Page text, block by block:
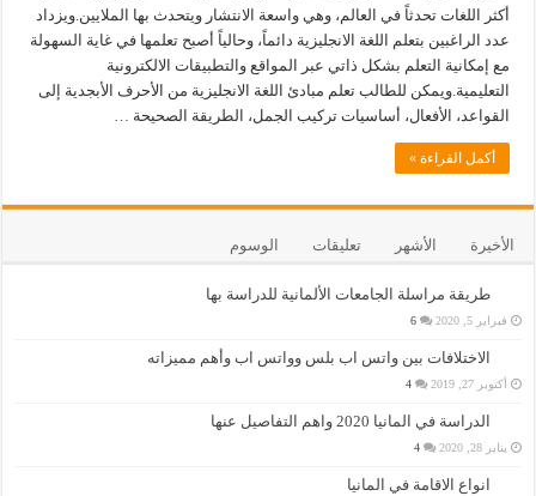
أكثر اللغات تحدثاً في العالم، وهي واسعة الانتشار ويتحدث بها الملايين.ويزداد
عدد الراغبين بتعلم اللغة الانجليزية دائماً، وحالياً أصبح تعلمها في غاية السهولة
مع إمكانية التعلم بشكل ذاتي عبر المواقع والتطبيقات الالكترونية
التعليمية.ويمكن للطالب تعلم مبادئ اللغة الانجليزية من الأحرف الأبجدية إلى
القواعد، الأفعال، أساسيات تركيب الجمل، الطريقة الصحيحة …
أكمل القراءة »
الأخيرة الأشهر تعليقات الوسوم
طريقة مراسلة الجامعات الألمانية للدراسة بها
فبراير 5, 2020 6
الاختلافات بين واتس اب بلس وواتس اب وأهم مميزاته
أكتوبر 27, 2019 4
الدراسة في المانيا 2020 واهم التفاصيل عنها
يناير 28, 2020 4
انواع الاقامة في المانيا